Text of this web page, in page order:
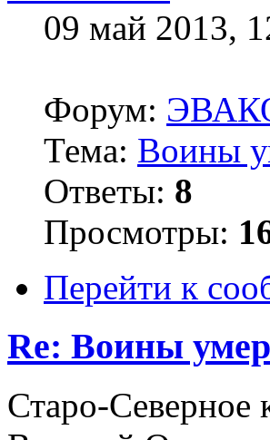
09 май 2013,
Форум:
Тема: Воины
Ответы: 8
Просмотры:
Перейти к
Re: Воины
Старо-Северное